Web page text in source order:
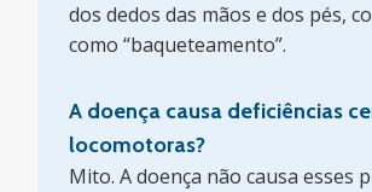
dos dedos das mãos e dos pés,
como “baqueteamento”.
A doença causa deficiências
locomotoras?
Mito. A doença não causa esses